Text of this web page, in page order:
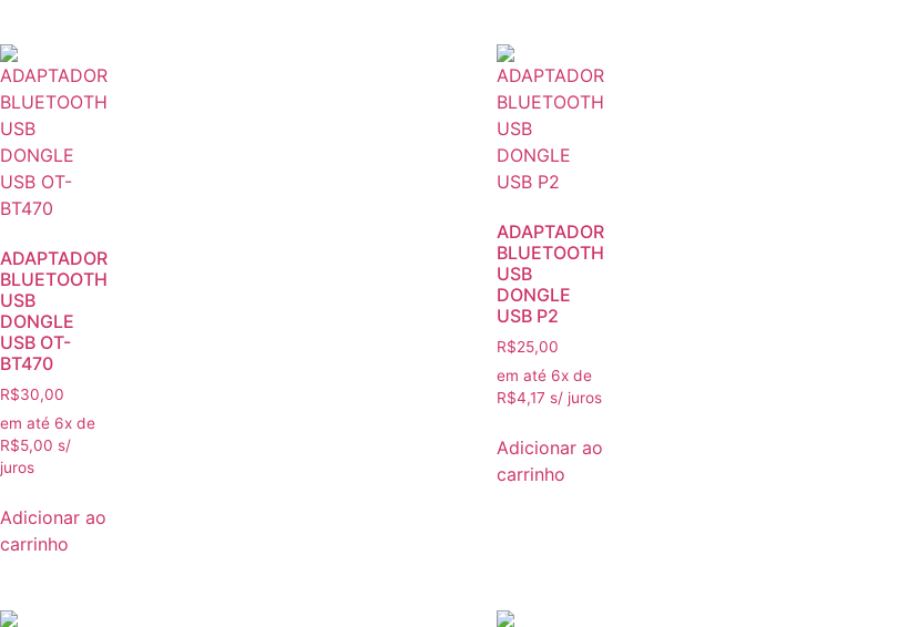
ADAPTADOR
BLUETOOTH
USB
DONGLE
USB OT-
BT470
R$30,00
em até 6x de
R$5,00 s/
juros
Adicionar ao
carrinho
ADAPTADOR
BLUETOOTH
USB
DONGLE
USB P2
R$25,00
em até 6x de
R$4,17 s/ juros
Adicionar ao
carrinho